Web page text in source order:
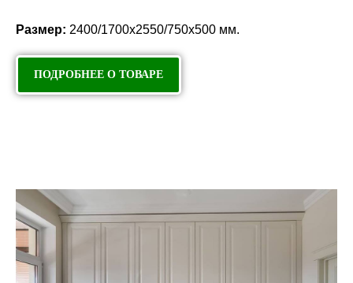
Размер: 2400/1700х2550/750х500 мм.
ПОДРОБНЕЕ О ТОВАРЕ